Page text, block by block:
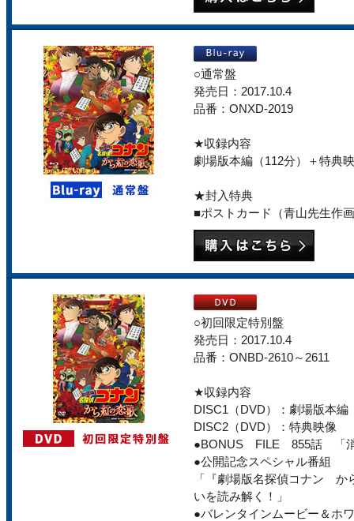
○通常盤
発売日：2017.10.4
品番：ONXD-2019
★収録内容
劇場版本編（112分）＋特典
★封入特典
■ポストカード（青山先生作
○初回限定特別盤
発売日：2017.10.4
品番：ONBD-2610～2611
★収録内容
DISC1（DVD）：劇場版本
DISC2（DVD）：特典映像
●BONUS FILE 855話 「消
●公開記念スペシャル番組
「『劇場版名探偵コナン か
いを読み解く！」
●バレンタインムービー＆ホ